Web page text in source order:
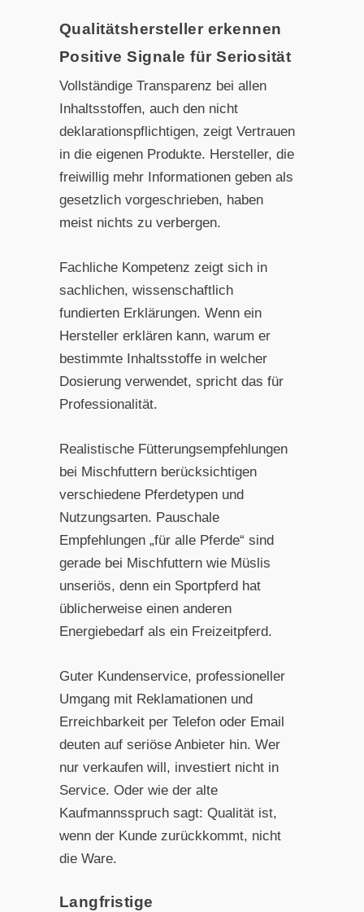
Qualitätshersteller erkennen
Positive Signale für Seriosität
Vollständige Transparenz bei allen
Inhaltsstoffen, auch den nicht
deklarationspflichtigen, zeigt Vertrauen
in die eigenen Produkte. Hersteller, die
freiwillig mehr Informationen geben als
gesetzlich vorgeschrieben, haben
meist nichts zu verbergen.
Fachliche Kompetenz zeigt sich in
sachlichen, wissenschaftlich
fundierten Erklärungen. Wenn ein
Hersteller erklären kann, warum er
bestimmte Inhaltsstoffe in welcher
Dosierung verwendet, spricht das für
Professionalität.
Realistische Fütterungsempfehlungen
bei Mischfuttern berücksichtigen
verschiedene Pferdetypen und
Nutzungsarten. Pauschale
Empfehlungen „für alle Pferde“ sind
gerade bei Mischfuttern wie Müslis
unseriös, denn ein Sportpferd hat
üblicherweise einen anderen
Energiebedarf als ein Freizeitpferd.
Guter Kundenservice, professioneller
Umgang mit Reklamationen und
Erreichbarkeit per Telefon oder Email
deuten auf seriöse Anbieter hin. Wer
nur verkaufen will, investiert nicht in
Service. Oder wie der alte
Kaufmannsspruch sagt: Qualität ist,
wenn der Kunde zurückkommt, nicht
die Ware.
Langfristige